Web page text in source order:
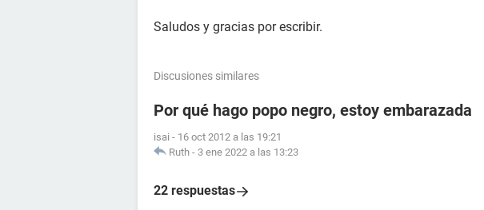
Saludos y gracias por escribir.
Discusiones similares
Por qué hago popo negro, estoy embarazada
isai - 16 oct 2012 a las 19:21
Ruth - 3 ene 2022 a las 13:23
22 respuestas